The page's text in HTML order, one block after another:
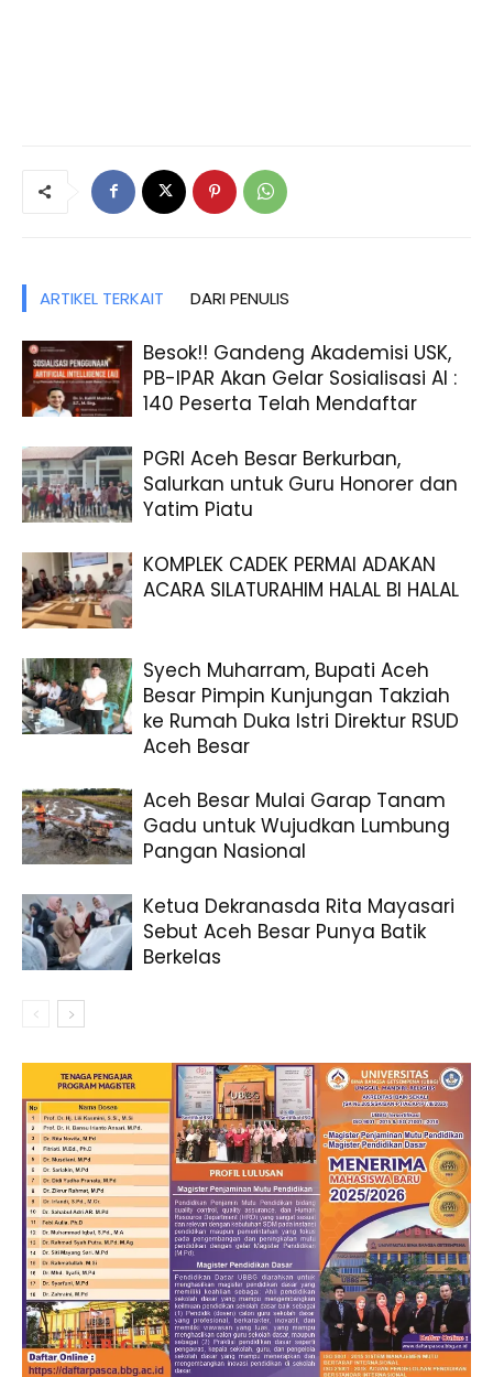
ARTIKEL TERKAIT DARI PENULIS
Besok!! Gandeng Akademisi USK,
PB-IPAR Akan Gelar Sosialisasi AI :
140 Peserta Telah Mendaftar
PGRI Aceh Besar Berkurban,
Salurkan untuk Guru Honorer dan
Yatim Piatu
KOMPLEK CADEK PERMAI ADAKAN
ACARA SILATURAHIM HALAL BI HALAL
Syech Muharram, Bupati Aceh
Besar Pimpin Kunjungan Takziah
ke Rumah Duka Istri Direktur RSUD
Aceh Besar
Aceh Besar Mulai Garap Tanam
Gadu untuk Wujudkan Lumbung
Pangan Nasional
Ketua Dekranasda Rita Mayasari
Sebut Aceh Besar Punya Batik
Berkelas